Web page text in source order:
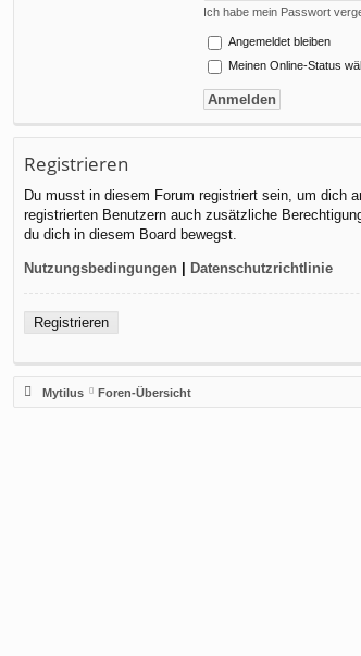
Ich habe mein Passwort
Angemeldet bleiben
Meinen Online-Status
Registrieren
Du musst in diesem Forum registriert sein, um dich
registrierten Benutzern auch zusätzliche
du dich in diesem Board bewegst.
Nutzungsbedingungen | Datenschutzrichtlinie
Registrieren
Mytilus Foren-Übersicht